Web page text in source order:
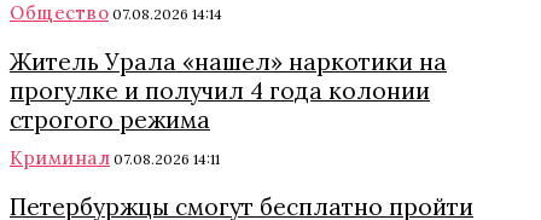
Общество 07.08.2026 14:14
Житель Урала «нашел» наркотики на
прогулке и получил 4 года колонии
строгого режима
Криминал 07.08.2026 14:11
Петербуржцы смогут бесплатно пройти